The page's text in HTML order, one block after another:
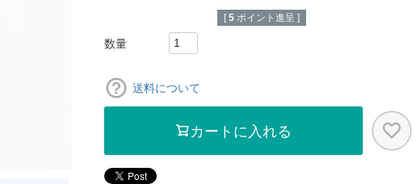
[ 5 ポイント進呈 ]
送料について
カートに入れる